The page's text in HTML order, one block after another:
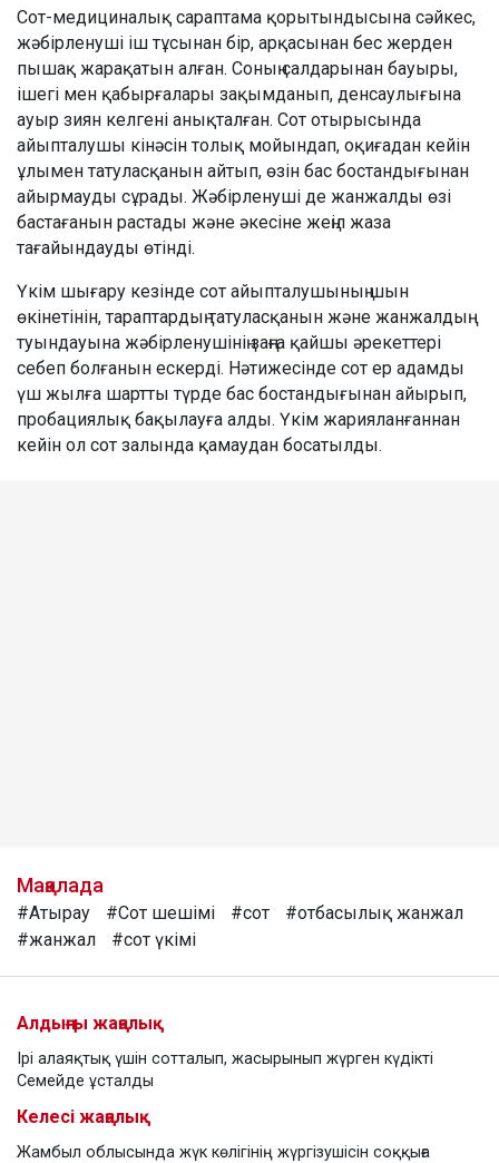
Сот-медициналық сараптама қорытындысына сәйкес,
жәбірленуші іш тұсынан бір, арқасынан бес жерден
пышақ жарақатын алған. Соның салдарынан бауыры,
ішегі мен қабырғалары зақымданып, денсаулығына
ауыр зиян келгені анықталған. Сот отырысында
айыпталушы кінәсін толық мойындап, оқиғадан кейін
ұлымен татуласқанын айтып, өзін бас бостандығынан
айырмауды сұрады. Жәбірленуші де жанжалды өзі
бастағанын растады және әкесіне жеңіл жаза
тағайындауды өтінді.
Үкім шығару кезінде сот айыпталушының шын
өкінетінін, тараптардың татуласқанын және жанжалдың
туындауына жәбірленушінің заңға қайшы әрекеттері
себеп болғанын ескерді. Нәтижесінде сот ер адамды
үш жылға шартты түрде бас бостандығынан айырып,
пробациялық бақылауға алды. Үкім жарияланғаннан
кейін ол сот залында қамаудан босатылды.
Мақалада
#Атырау #Сот шешімі #сот
#отбасылық жанжал
#жанжал
#сот үкімі
Алдыңғы жаңалық
Ірі алаяқтық үшін сотталып, жасырынып жүрген күдікті
Семейде ұсталды
Келесі жаңалық
Жамбыл облысында жүк көлігінің жүргізушісін соққыға